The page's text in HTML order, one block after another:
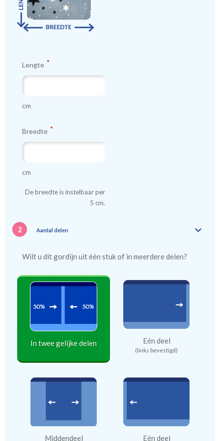
Lengte
cm
Breedte
cm
De breedte is instelbaar per
5 cm.
2 Aantal delen
Wilt u dit gordijn uit één stuk of in meerdere delen?
In twee gelijke delen Eén deel
(links bevestigd)
Middendeel Eén deel